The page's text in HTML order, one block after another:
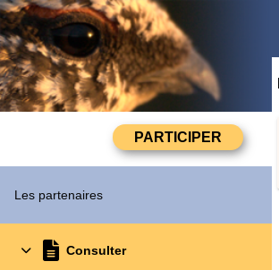
Les partenaires
Consulter